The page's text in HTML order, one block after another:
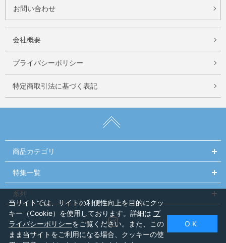
お問い合わせ
会社概要
プライバシーポリシー
特定商取引法に基づく表記
商品カテゴリ
特集一覧
系列
Instagram
当サイトでは、サイトの利便性向上を目的にクッ
キー（Cookie）を使用しております。詳細は プ
ライバシーポリシーをご覧ください。また、この
まま当サイトをご利用になる場合、クッキーの使
O K